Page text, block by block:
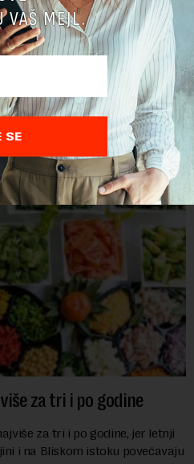
nedeljom, zbog niskog
teret
zbog niskog vodostaja
u četiri pokrajine privremeno
nedeljom.Najvažnija
vodo...
za tri i po godine
za tri i po godine, jer letnji
i na Bliskom istoku povećavaju
VAŠ MEJL.
SE